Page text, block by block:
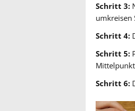
Schritt 3:
umkreisen
Schritt 4:
Schritt 5:
Schritt 6: